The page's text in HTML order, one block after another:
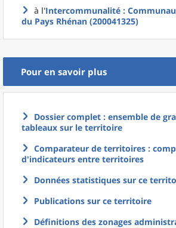
à l'Intercommunalité :
du Pays Rhénan (200041325)
Pour en savoir plus
Dossier complet : ensemble de
tableaux sur le territoire
Comparateur de territoires :
d'indicateurs entre territoires
Données statistiques sur ce
Publications sur ce territoire
Définitions des zonages